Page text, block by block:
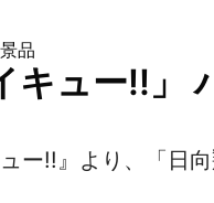
品
キュー!!」
ュー!!』より、「日